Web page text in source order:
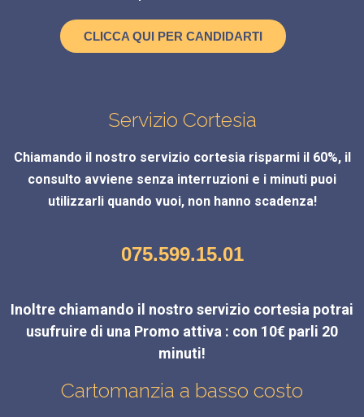
CLICCA QUI PER CANDIDARTI
Servizio Cortesia
Chiamando il nostro servizio cortesia risparmi il 60%, il
consulto avviene senza interruzioni e i minuti puoi
utilizzarli quando vuoi, non hanno scadenza!
075.599.15.01
Inoltre chiamando il nostro servizio cortesia potrai
usufruire di una Promo attiva : con 10€ parli 20
minuti!
Cartomanzia a basso costo